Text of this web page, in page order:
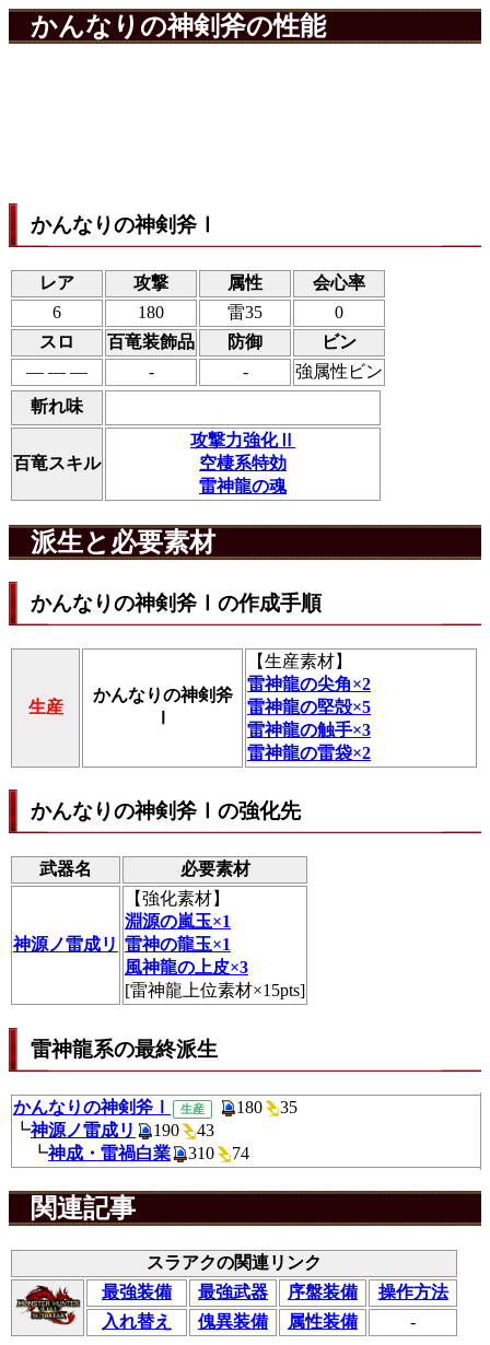
かんなりの神剣斧の性能
かんなりの神剣斧Ⅰ
レア 攻撃 属性
会心率
6
180 雷35
0
スロ
百竜装飾品 防御
ビン
― ― ―
- -
強属性ビン
斬れ味
百竜スキル
攻撃力強化Ⅱ
空棲系特効
雷神龍の魂
派生と必要素材
かんなりの神剣斧Ⅰの作成手順
生産
かんなりの神剣斧
【生産素材】
雷神龍の尖角×2
雷神龍の堅殻×5
雷神龍の触手×3
雷神龍の雷袋×2
かんなりの神剣斧Ⅰの強化先
武器名 必要素材
神源ノ雷成リ
【強化素材】
淵源の嵐玉×1
雷神の龍玉×1
風神龍の上皮×3
[雷神龍上位素材×15pts]
雷神龍系の最終派生
かんなりの神剣斧Ⅰ 生産 180
┗神源ノ雷成リ 190
43
┗神成・雷禍白業 310 74
関連記事
スラアクの関連リンク
最強装備
最強武器 序盤装備
操作方法
入れ替え
傀異装備 属性装備 -